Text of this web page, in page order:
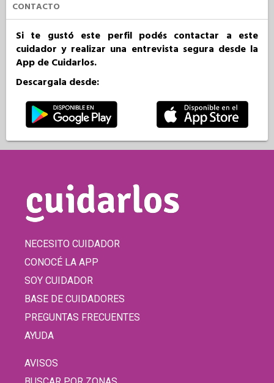
CONTACTO
Si te gustó este perfil podés contactar a este
cuidador y realizar una entrevista segura desde la
App de Cuidarlos.
Descargala desde:
NECESITO CUIDADOR
CONOCÉ LA APP
SOY CUIDADOR
BASE DE CUIDADORES
PREGUNTAS FRECUENTES
AYUDA
AVISOS